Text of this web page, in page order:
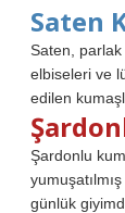
Saten
Saten, parlak
elbiseleri ve
edilen
Şardonlu
günlük